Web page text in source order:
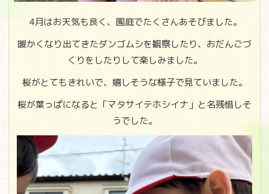
4月はお天気も良く、園庭でたくさんあそびました。
暖かくなり出てきたダンゴムシを観察したり、おだんごづ
くりをしたりして楽しみました。
桜がとてもきれいで、嬉しそうな様子で見ていました。
桜が葉っぱになると「マタサイテホシイナ」と名残惜しそ
うでした。